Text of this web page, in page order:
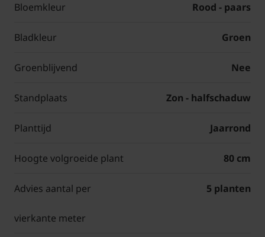
Bloemkleur Rood - paars
Bladkleur Groen
Groenblijvend Nee
Standplaats Zon - halfschaduw
Planttijd Jaarrond
Hoogte volgroeide plant 80 cm
Advies aantal per
vierkante meter
5 planten